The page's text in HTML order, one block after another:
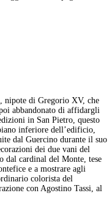
nipote di Gregorio XV, che
abbandonato di affidargli
in San Pietro, questo
inferiore dell’edificio,
dal Guercino durante il suo
dei due vani del
dal cardinal del Monte, tese
e a mostrare agli
colorista del
con Agostino Tassi, al